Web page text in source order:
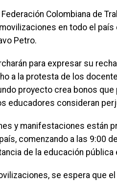
Colombiana de
en todo el
Petro.
para expresar su
a la protesta de los
proyecto crea bonos
educadores consideran
y manifestaciones están
comenzando a las 9:00
de la educación pública
se espera que